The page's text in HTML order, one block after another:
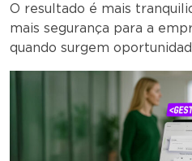
O resultado é mais
mais segurança para a
quando surgem